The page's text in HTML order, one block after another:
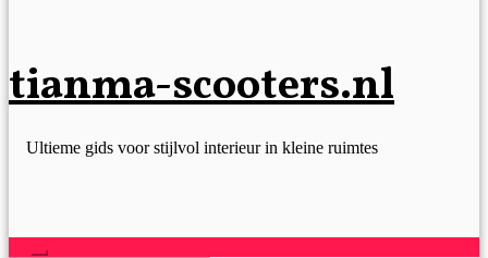
tianma-scooters.nl
Ultieme gids voor stijlvol interieur in kleine ruimtes